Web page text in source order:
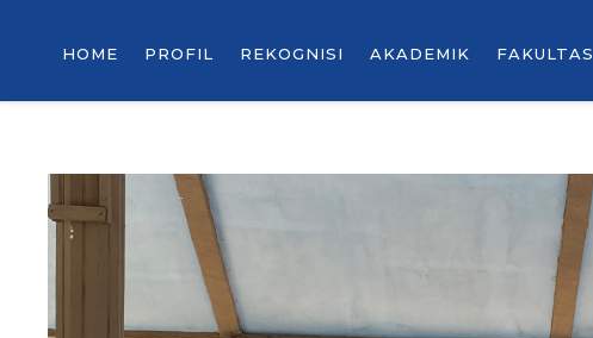
HOME PROFIL REKOGNISI AKADEMIK FAKULTAS